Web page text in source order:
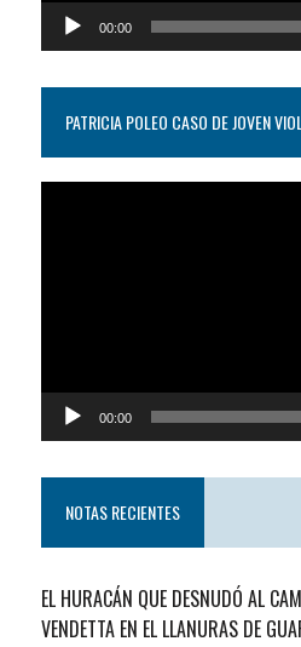
00:00
PATRICIA POLEO CASO DE JOVEN
00:00
NOTAS RECIENTES
EL HURACÁN QUE DESNUDÓ AL
VENDETTA EN EL LLANURAS DE